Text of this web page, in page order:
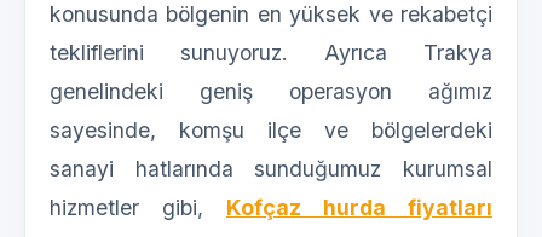
konusunda bölgenin en yüksek ve rekabetçi
tekliflerini sunuyoruz. Ayrıca Trakya
genelindeki geniş operasyon ağımız
sayesinde, komşu ilçe ve bölgelerdeki
sanayi hatlarında sunduğumuz kurumsal
hizmetler gibi, Kofçaz hurda fiyatları